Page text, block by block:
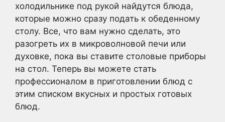
холодильнике под рукой найдутся блюда,
которые можно сразу подать к обеденному
столу. Все, что вам нужно сделать, это
разогреть их в микроволновой печи или
духовке, пока вы ставите столовые приборы
на стол. Теперь вы можете стать
профессионалом в приготовлении блюд с
этим списком вкусных и простых готовых
блюд.